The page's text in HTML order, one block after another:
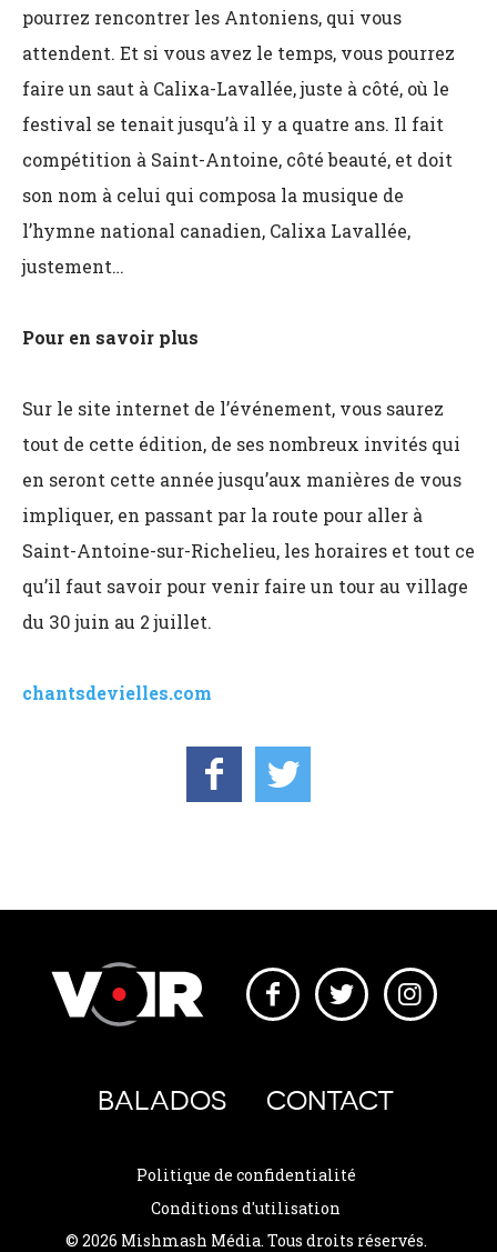
pourrez rencontrer les Antoniens, qui vous
attendent. Et si vous avez le temps, vous pourrez
faire un saut à Calixa-Lavallée, juste à côté, où le
festival se tenait jusqu’à il y a quatre ans. Il fait
compétition à Saint-Antoine, côté beauté, et doit
son nom à celui qui composa la musique de
l’hymne national canadien, Calixa Lavallée,
justement…
Pour en savoir plus
Sur le site internet de l’événement, vous saurez
tout de cette édition, de ses nombreux invités qui
en seront cette année jusqu’aux manières de vous
impliquer, en passant par la route pour aller à
Saint-Antoine-sur-Richelieu, les horaires et tout ce
qu’il faut savoir pour venir faire un tour au village
du 30 juin au 2 juillet.
chantsdevielles.com
BALADOS CONTACT
Politique de confidentialité
Conditions d'utilisation
© 2026 Mishmash Média. Tous droits réservés.